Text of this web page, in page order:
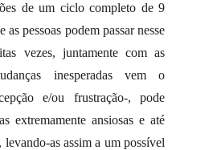
de um ciclo completo de 9
as pessoas podem passar nesse
vezes, juntamente com as
inesperadas vem o
e/ou frustração-, pode
extremamente ansiosas e até
levando-as assim a um possível